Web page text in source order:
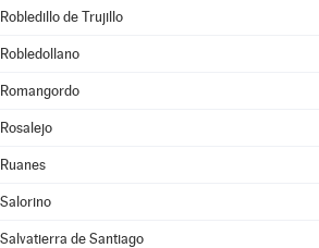
Robledillo de Trujillo
Robledollano
Romangordo
Rosalejo
Ruanes
Salorino
Salvatierra de Santiago